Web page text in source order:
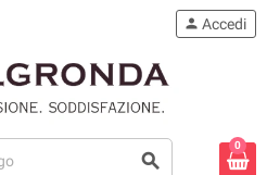
search
person Accedi
0